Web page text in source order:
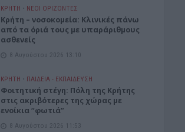
ΚΡΗΤΗ • ΝΕΟΙ ΟΡΙΖΟΝΤΕΣ
Κρήτη – νοσοκομεία: Κλινικές πάνω
από τα όριά τους με υπαράριθμους
ασθενείς
8 Αυγούστου 2026 13:10
ΚΡΗΤΗ • ΠΑΙΔΕΙΑ - ΕΚΠΑΙΔΕΥΣΗ
Φοιτητική στέγη: Πόλη της Κρήτης
στις ακριβότερες της χώρας με
ενοίκια “φωτιά”
8 Αυγούστου 2026 11:53